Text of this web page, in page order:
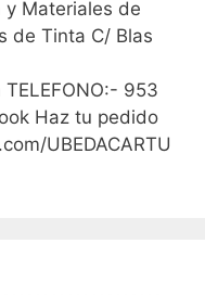
y Materiales de
de Tinta C/ Blas
953
Haz tu pedido
UBEDACARTU